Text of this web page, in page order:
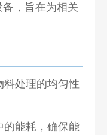
，旨在为相关
料处理的均匀性
的能耗，确保能